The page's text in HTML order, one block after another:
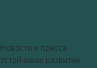
Новости и пресса
Устойчивое развитие